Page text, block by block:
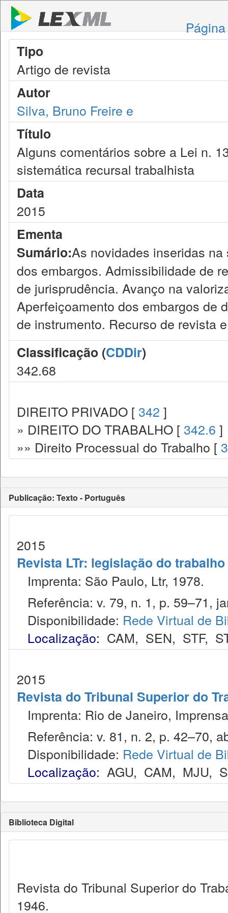
Tipo
Artigo de revista
Autor
Silva, Bruno Freire e
Título
Alguns comentários sobre a Lei n.
sistemática recursal trabalhista
Data
2015
Ementa
Sumário:As novidades inseridas
dos embargos. Admissibilidade de
de jurisprudência. Avanço na
Aperfeiçoamento dos embargos de
de instrumento. Recurso de revista
Classificação (CDDir)
342.68
DIREITO PRIVADO [ 342 ]
» DIREITO DO TRABALHO [ 342.6 ]
»» Direito Processual do Trabalho [
Publicação: Texto - Português
2015
Revista LTr: legislação do trabalho
Imprenta: São Paulo, Ltr, 1978.
Referência: v. 79, n. 1, p. 59–71,
Disponibilidade: Rede Virtual de
Localização: CAM, SEN, STF,
2015
Revista do Tribunal Superior do
Imprenta: Rio de Janeiro,
Referência: v. 81, n. 2, p. 42–70,
Disponibilidade: Rede Virtual de
Localização: AGU, CAM, MJU,
Biblioteca Digital
Revista do Tribunal Superior do
1946.